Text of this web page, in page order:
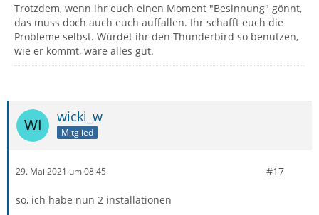
Trotzdem, wenn ihr euch einen Moment "Besinnung" gönnt,
das muss doch auch euch auffallen. Ihr schafft euch die
Probleme selbst. Würdet ihr den Thunderbird so benutzen,
wie er kommt, wäre alles gut.
wicki_w
Mitglied
29. Mai 2021 um 08:45 #17
so, ich habe nun 2 installationen